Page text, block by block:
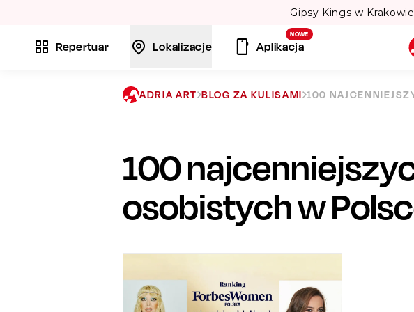
Repertuar Lokalizacje
NOWE
Aplikacja
ADRIA ART BLOG ZA KULISAMI 100
100
osobistych w